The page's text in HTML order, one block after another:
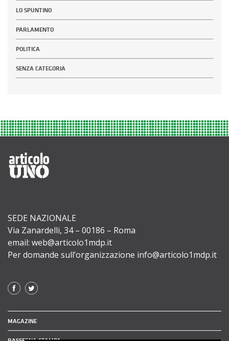
LO SPUNTINO
PARLAMENTO
POLITICA
SENZA CATEGORIA
SEDE NAZIONALE
Via Zanardelli, 34 – 00186 – Roma
email: web@articolo1mdp.it
Per domande sull’organizzazione info@articolo1mdp.it
MAGAZINE